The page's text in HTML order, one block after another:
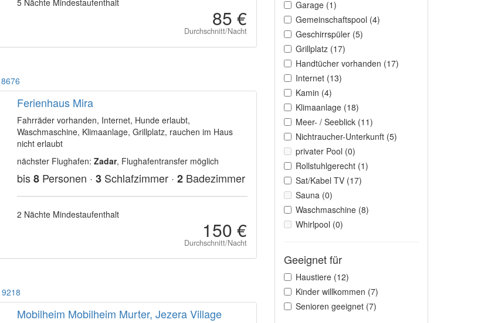
Garage (1)
Gemeinschaftspool (4)
Geschirrspüler (5)
Grillplatz (17)
Handtücher vorhanden (17)
Internet (13)
Kamin (4)
Klimaanlage (18)
Meer- / Seeblick (11)
Nichtraucher-Unterkunft (5)
privater Pool (0)
Rollstuhlgerecht (1)
Sat/Kabel TV (17)
Sauna (0)
Waschmaschine (8)
Whirlpool (0)
Geeignet für
Haustiere (12)
Kinder willkommen (7)
Senioren geeignet (7)
5 Nächte Mindestaufenthalt
85 €
Durchschnitt/Nacht
8676
Ferienhaus Mira
Fahrräder vorhanden, Internet, Hunde erlaubt,
Waschmaschine, Klimaanlage, Grillplatz, rauchen im Haus
nicht erlaubt
nächster Flughafen: Zadar, Flughafentransfer möglich
bis8Personen · 3Schlafzimmer · 2Badezimmer
2 Nächte Mindestaufenthalt
150 €
Durchschnitt/Nacht
9218
Mobilheim Mobilheim Murter, Jezera Village